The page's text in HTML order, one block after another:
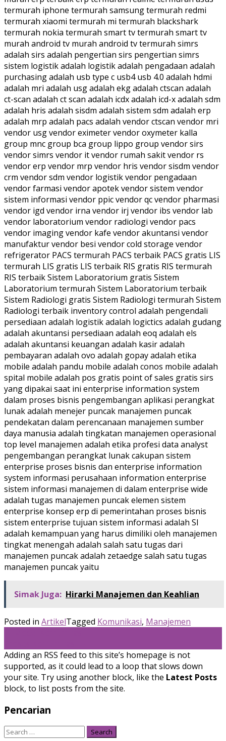
termurah iphone termurah samsung termurah redmi
termurah xiaomi termurah mi termurah blackshark
termurah nokia termurah smart tv termurah smart tv
murah android tv murah android tv termurah simrs
adalah sirs adalah pengertian sirs pengertian simrs
sistem logistik adalah logistik adalah pengadaan adalah
purchasing adalah usb type c usb4 usb 4.0 adalah hdmi
adalah mri adalah usg adalah ekg adalah ctscan adalah
ct-scan adalah ct scan adalah icdx adalah icd-x adalah sdm
adalah hris adalah sisdm adalah sistem sdm adalah erp
adalah mrp adalah pacs adalah vendor ctscan vendor mri
vendor usg vendor eximeter vendor oxymeter kalla
group mnc group bca group lippo group vendor sirs
vendor simrs vendor it vendor rumah sakit vendor rs
vendor erp vendor mrp vendor hris vendor sisdm vendor
crm vendor sdm vendor logistik vendor pengadaan
vendor farmasi vendor apotek vendor sistem vendor
sistem informasi vendor ppic vendor qc vendor pharmasi
vendor igd vendor irna vendor irj vendor ibs vendor lab
vendor laboratorium vendor radiologi vendor pacs
vendor imaging vendor kafe vendor akuntansi vendor
manufaktur vendor besi vendor cold storage vendor
refrigerator PACS termurah PACS terbaik PACS gratis LIS
termurah LIS gratis LIS terbaik RIS gratis RIS termurah
RIS terbaik Sistem Laboratorium gratis Sistem
Laboratorium termurah Sistem Laboratorium terbaik
Sistem Radiologi gratis Sistem Radiologi termurah Sistem
Radiologi terbaik inventory control adalah pengendali
persediaan adalah logistik adalah logictics adalah gudang
adalah akuntansi persediaan adalah eoq adalah els
adalah akuntansi keuangan adalah kasir adalah
pembayaran adalah ovo adalah gopay adalah etika
mobile adalah pandu mobile adalah conos mobile adalah
spital mobile adalah pos gratis point of sales gratis sirs
yang dipakai saat ini enterprise information system
dalam proses bisnis pengembangan aplikasi perangkat
lunak adalah menejer puncak manajemen puncak
pendekatan dalam perencanaan manajemen sumber
daya manusia adalah tingkatan manajemen operasional
top level manajemen adalah etika profesi data analyst
pengembangan perangkat lunak cakupan sistem
enterprise proses bisnis dan enterprise information
system informasi perusahaan information enterprise
sistem informasi manajemen di dalam enterprise wide
adalah tugas manajemen puncak elemen sistem
enterprise konsep erp di pemerintahan proses bisnis
sistem enterprise tujuan sistem informasi adalah SI
adalah kemampuan yang harus dimiliki oleh manajemen
tingkat menengah adalah salah satu tugas dari
manajemen puncak adalah zetaedge salah satu tugas
manajemen puncak yaitu
Simak Juga: Hirarki Manajemen dan Keahlian
Posted in ArtikelTagged Komunikasi, Manajemen
Adding an RSS feed to this site’s homepage is not
supported, as it could lead to a loop that slows down
your site. Try using another block, like the Latest Posts
block, to list posts from the site.
Pencarian
Search